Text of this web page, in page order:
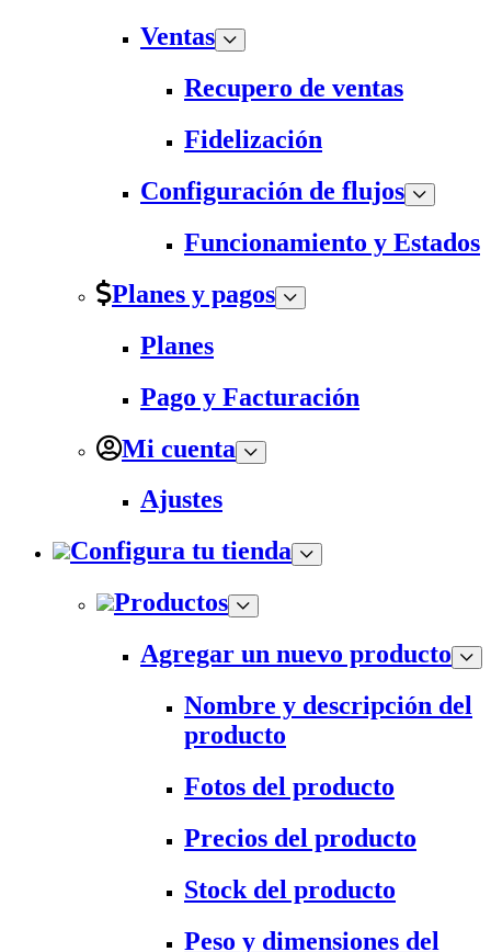
Ventas
Recupero de ventas
Fidelización
Configuración de flujos
Funcionamiento y Estados
Planes y pagos
Planes
Pago y Facturación
Mi cuenta
Ajustes
Configura tu tienda
Productos
Agregar un nuevo producto
Nombre y descripción del
producto
Fotos del producto
Precios del producto
Stock del producto
Peso y dimensiones del